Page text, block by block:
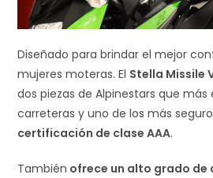
Diseñado para brindar el mejor
mujeres moteras. El Stella Missile
dos piezas de Alpinestars que más
carreteras y uno de los más
certificación de clase AAA.
También ofrece un alto grado